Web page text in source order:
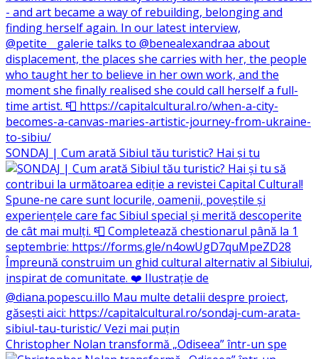
SONDAJ | Cum arată Sibiul tău turistic? Hai și tu
Christopher Nolan transformă „Odiseea” într-un spe